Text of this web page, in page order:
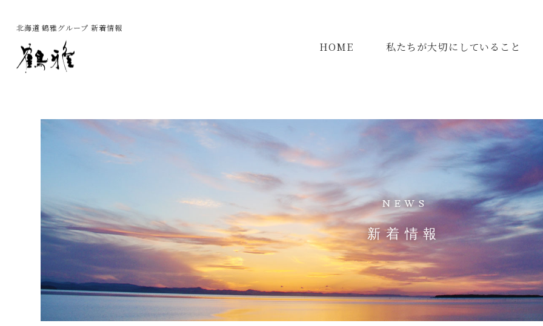
北海道 鶴雅グループ 新着情報
HOME 私たちが大切にしていること
NEWS
新着情報